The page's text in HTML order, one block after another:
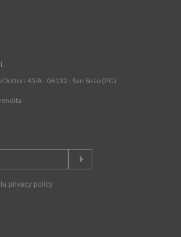
45/A - 06132 - San Sisto (PG)
privacy policy